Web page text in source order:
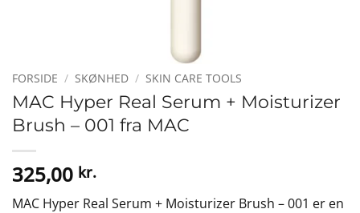
FORSIDE / SKØNHED / SKIN CARE TOOLS
MAC Hyper Real Serum + Moisturizer
Brush – 001 fra MAC
325,00 kr.
MAC Hyper Real Serum + Moisturizer Brush – 001 er en